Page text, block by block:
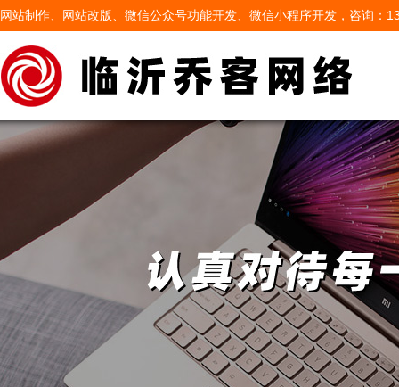
网站制作、网站改版、微信公众号功能开发、微信小程序开发，咨询：